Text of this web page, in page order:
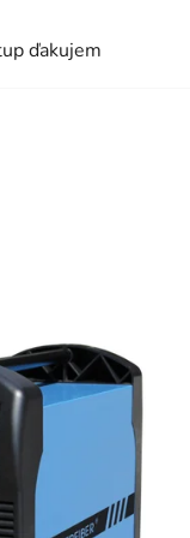
z 5 hviezdičiek.
ďakujem